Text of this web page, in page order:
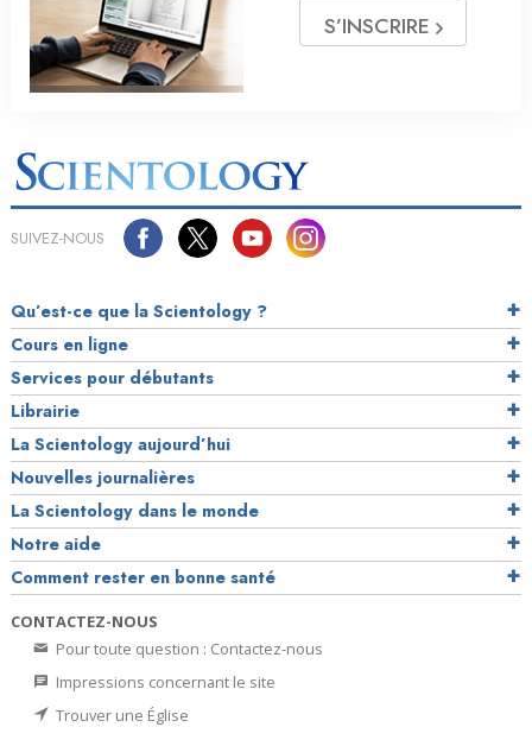
S’INSCRIRE
SUIVEZ-NOUS
Qu’est-ce que la Scientology ?
Cours en ligne
Services pour débutants
Librairie
La Scientology aujourd’hui
Nouvelles journalières
La Scientology dans le monde
Notre aide
Comment rester en bonne santé
CONTACTEZ-NOUS
Pour toute question : Contactez-nous
Impressions concernant le site
Trouver une Église